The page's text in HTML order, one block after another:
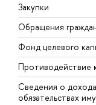
Закупки
Обращения
Фонд целевого
Противодействие
Сведения о
обязательствах